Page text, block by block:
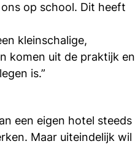
op school. Dit heeft
kleinschalige,
komen uit de praktijk en
is.”
een eigen hotel steeds
Maar uiteindelijk wil